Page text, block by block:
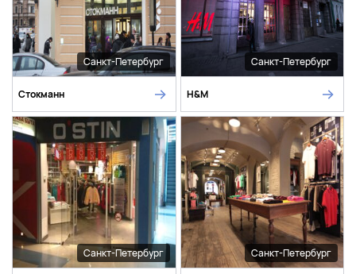
Санкт-Петербург
Стокманн
Санкт-Петербург
H&M
Санкт-Петербург Санкт-Петербург